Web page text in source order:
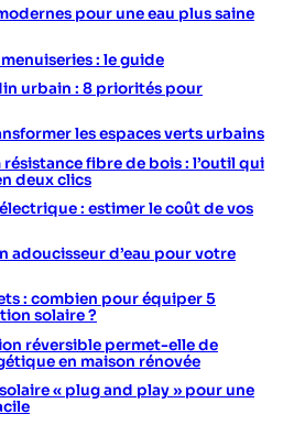
pour une eau plus saine
: le guide
urbain : 8 priorités pour
les espaces verts urbains
fibre de bois : l’outil qui
deux clics
: estimer le coût de vos
adoucisseur d’eau pour votre
: combien pour équiper 5
solaire ?
réversible permet-elle de
en maison rénovée
« plug and play » pour une